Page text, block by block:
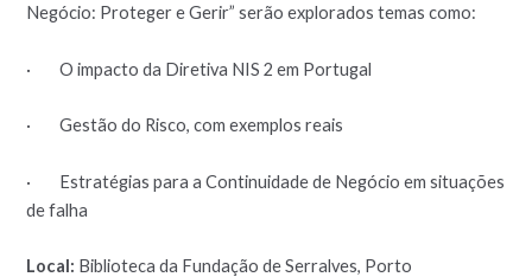
Negócio: Proteger e Gerir” serão explorados temas como:
· O impacto da Diretiva NIS 2 em Portugal
· Gestão do Risco, com exemplos reais
· Estratégias para a Continuidade de Negócio em situações
de falha
Local: Biblioteca da Fundação de Serralves, Porto